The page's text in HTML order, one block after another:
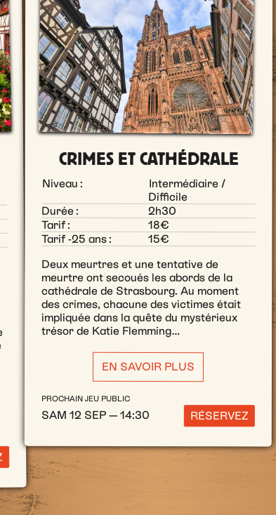
CRIMES ET CATHÉDRALE
Niveau : Intermédiaire /
Difficile
Durée : 2h30
Tarif : 18€
Tarif -25 ans : 15€
Deux meurtres et une tentative de
meurtre ont secoués les abords de la
cathédrale de Strasbourg. Au moment
des crimes, chacune des victimes était
impliquée dans la quête du mystérieux
trésor de Katie Flemming…
EN SAVOIR PLUS
PROCHAIN JEU PUBLIC
SAM 12 SEP — 14:30 RÉSERVEZ